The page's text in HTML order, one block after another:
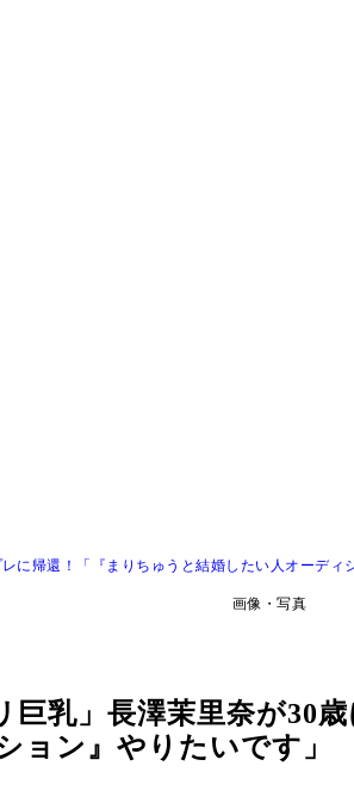
に帰還！「『まりちゅうと結婚したい人オーディ
画像・写真
巨乳」長澤茉里奈が30
ョン』やりたいです」